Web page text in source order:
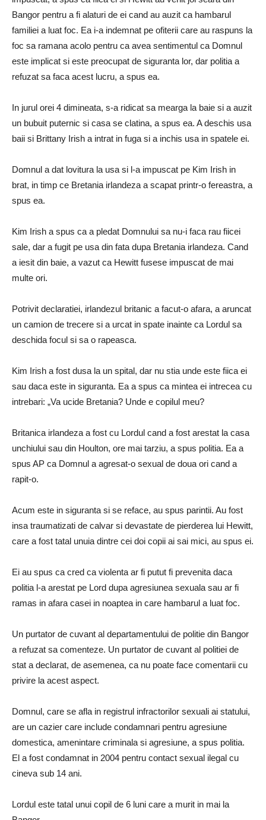
Bangor pentru a fi alaturi de ei cand au auzit ca hambarul
familiei a luat foc. Ea i-a indemnat pe ofiterii care au raspuns la
foc sa ramana acolo pentru ca avea sentimentul ca Domnul
este implicat si este preocupat de siguranta lor, dar politia a
refuzat sa faca acest lucru, a spus ea.
In jurul orei 4 dimineata, s-a ridicat sa mearga la baie si a auzit
un bubuit puternic si casa se clatina, a spus ea. A deschis usa
baii si Brittany Irish a intrat in fuga si a inchis usa in spatele ei.
Domnul a dat lovitura la usa si l-a impuscat pe Kim Irish in
brat, in timp ce Bretania irlandeza a scapat printr-o fereastra, a
spus ea.
Kim Irish a spus ca a pledat Domnului sa nu-i faca rau fiicei
sale, dar a fugit pe usa din fata dupa Bretania irlandeza. Cand
a iesit din baie, a vazut ca Hewitt fusese impuscat de mai
multe ori.
Potrivit declaratiei, irlandezul britanic a facut-o afara, a aruncat
un camion de trecere si a urcat in spate inainte ca Lordul sa
deschida focul si sa o rapeasca.
Kim Irish a fost dusa la un spital, dar nu stia unde este fiica ei
sau daca este in siguranta. Ea a spus ca mintea ei intrecea cu
intrebari: „Va ucide Bretania? Unde e copilul meu?
Britanica irlandeza a fost cu Lordul cand a fost arestat la casa
unchiului sau din Houlton, ore mai tarziu, a spus politia. Ea a
spus AP ca Domnul a agresat-o sexual de doua ori cand a
rapit-o.
Acum este in siguranta si se reface, au spus parintii. Au fost
insa traumatizati de calvar si devastate de pierderea lui Hewitt,
care a fost tatal unuia dintre cei doi copii ai sai mici, au spus ei.
Ei au spus ca cred ca violenta ar fi putut fi prevenita daca
politia l-a arestat pe Lord dupa agresiunea sexuala sau ar fi
ramas in afara casei in noaptea in care hambarul a luat foc.
Un purtator de cuvant al departamentului de politie din Bangor
a refuzat sa comenteze. Un purtator de cuvant al politiei de
stat a declarat, de asemenea, ca nu poate face comentarii cu
privire la acest aspect.
Domnul, care se afla in registrul infractorilor sexuali ai statului,
are un cazier care include condamnari pentru agresiune
domestica, amenintare criminala si agresiune, a spus politia.
El a fost condamnat in 2004 pentru contact sexual ilegal cu
cineva sub 14 ani.
Lordul este tatal unui copil de 6 luni care a murit in mai la